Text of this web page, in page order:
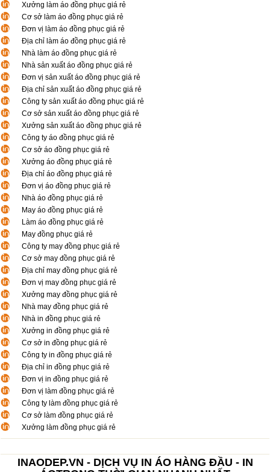
Xưởng làm áo đồng phục giá rẻ
Cơ sở làm áo đồng phục giá rẻ
Đơn vị làm áo đồng phục giá rẻ
Địa chỉ làm áo đồng phục giá rẻ
Nhà làm áo đồng phục giá rẻ
Nhà sản xuất áo đồng phục giá rẻ
Đơn vị sản xuất áo đồng phục giá rẻ
Địa chỉ sản xuất áo đồng phục giá rẻ
Công ty sản xuất áo đồng phục giá rẻ
Cơ sở sản xuất áo đồng phục giá rẻ
Xưởng sản xuất áo đồng phục giá rẻ
Công ty áo đồng phục giá rẻ
Cơ sở áo đồng phục giá rẻ
Xưởng áo đồng phục giá rẻ
Địa chỉ áo đồng phục giá rẻ
Đơn vị áo đồng phục giá rẻ
Nhà áo đồng phục giá rẻ
May áo đồng phục giá rẻ
Làm áo đồng phục giá rẻ
May đồng phục giá rẻ
Công ty may đồng phục giá rẻ
Cơ sở may đồng phục giá rẻ
Địa chỉ may đồng phục giá rẻ
Đơn vị may đồng phục giá rẻ
Xưởng may đồng phục giá rẻ
Nhà may đồng phục giá rẻ
Nhà in đồng phục giá rẻ
Xưởng in đồng phục giá rẻ
Cơ sở in đồng phục giá rẻ
Công ty in đồng phục giá rẻ
Địa chỉ in đồng phục giá rẻ
Đơn vị in đồng phục giá rẻ
Đơn vị làm đồng phục giá rẻ
Công ty làm đồng phục giá rẻ
Cơ sở làm đồng phục giá rẻ
Xưởng làm đồng phục giá rẻ
INAODEP.VN - DỊCH VỤ IN ÁO HÀNG ĐẦU - IN